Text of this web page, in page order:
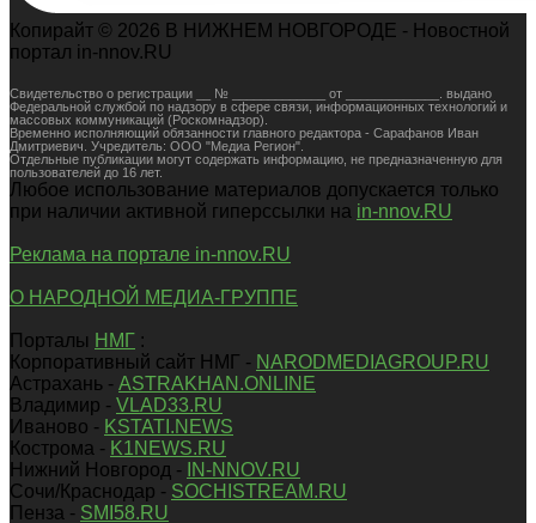
Копирайт © 2026 В НИЖНЕМ НОВГОРОДЕ - Новостной
портал in-nnov.RU
Свидетельство о регистрации __ № _____________ от _____________. выдано
Федеральной службой по надзору в сфере связи, информационных технологий и
массовых коммуникаций (Роскомнадзор).
Временно исполняющий обязанности главного редактора - Сарафанов Иван
Дмитриевич. Учредитель: ООО "Медиа Регион".
Отдельные публикации могут содержать информацию, не предназначенную для
пользователей до 16 лет.
Любое использование материалов допускается только
при наличии активной гиперссылки на in-nnov.RU
Реклама на портале in-nnov.RU
О НАРОДНОЙ МЕДИА-ГРУППЕ
Порталы НМГ :
Корпоративный сайт НМГ - NARODMEDIAGROUP.RU
Астрахань - ASTRAKHAN.ONLINE
Владимир - VLAD33.RU
Иваново - KSTATI.NEWS
Кострома - K1NEWS.RU
Нижний Новгород -
IN-NNOV.RU
Сочи/Краснодар - SOCHISTREAM.RU
Пенза - SMI58.RU